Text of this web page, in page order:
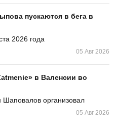
пускаются в бега в
2026 года
05 Авг 2026
в Валенсии во
организовал
05 Авг 2026